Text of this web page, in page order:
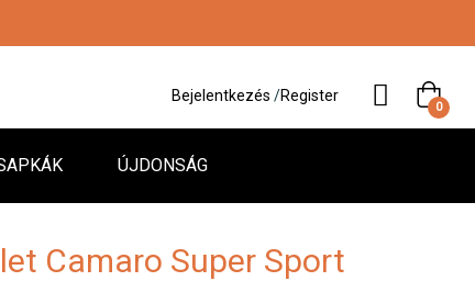
Bejelentkezés /Register
0
ÚJDONSÁG
Camaro Super Sport